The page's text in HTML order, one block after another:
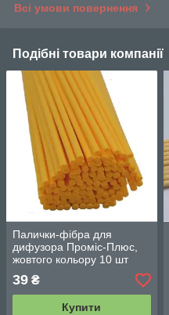
Всі умови повернення
Подібні товари компанії
Палички-фібра для
дифузора Проміс-Плюс,
жовтого кольору 10 шт
39 ₴
Купити